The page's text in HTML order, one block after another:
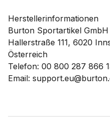
Herstellerinformationen
Burton Sportartikel GmbH
Hallerstraße 111, 6020
Österreich
Telefon: 00 800 287 866
Email: